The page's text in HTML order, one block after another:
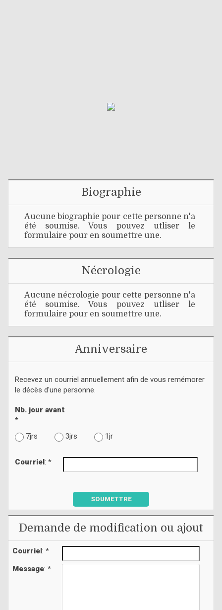
Biographie
Aucune biographie pour cette personne n'a
été soumise. Vous pouvez utliser le
formulaire pour en soumettre une.
Nécrologie
Aucune nécrologie pour cette personne n'a
été soumise. Vous pouvez utliser le
formulaire pour en soumettre une.
Anniversaire
Recevez un courriel annuellement afin de vous remémorer
le décès d'une personne.
Nb. jour avant
*
7jrs
3jrs 1jr
Courriel: *
SOUMETTRE
Demande de modification ou ajout
Courriel : *
Message: *